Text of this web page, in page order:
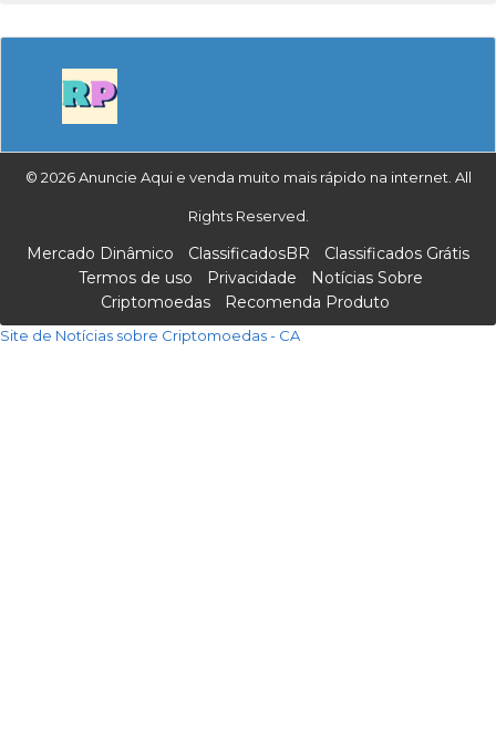
© 2026 Anuncie Aqui e venda muito mais rápido na internet. All
Rights Reserved.
Mercado Dinâmico ClassificadosBR
Classificados Grátis
Termos de uso
Privacidade
Notícias Sobre
Criptomoedas
Recomenda Produto
Site de Notícias sobre Criptomoedas - CA